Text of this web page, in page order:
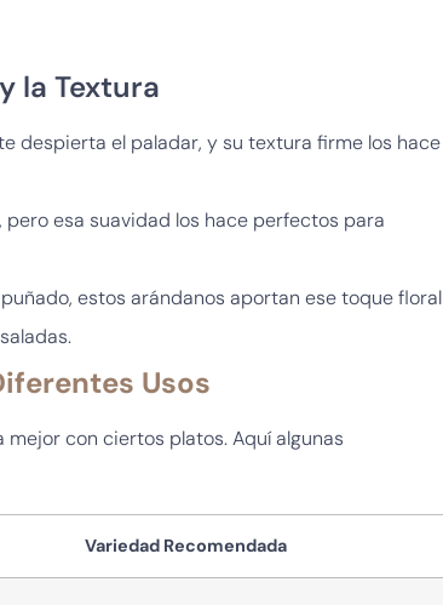
la Textura
despierta el paladar, y su textura firme los hace
esa suavidad los hace perfectos para
estos arándanos aportan ese toque floral
Usos
con ciertos platos. Aquí algunas
Variedad Recomendada